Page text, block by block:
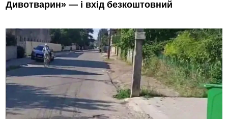
Дивотварин» — і вхід безкоштовний